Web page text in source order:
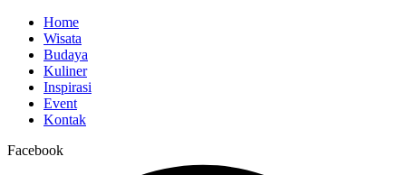
Home
Wisata
Budaya
Kuliner
Inspirasi
Event
Kontak
Facebook